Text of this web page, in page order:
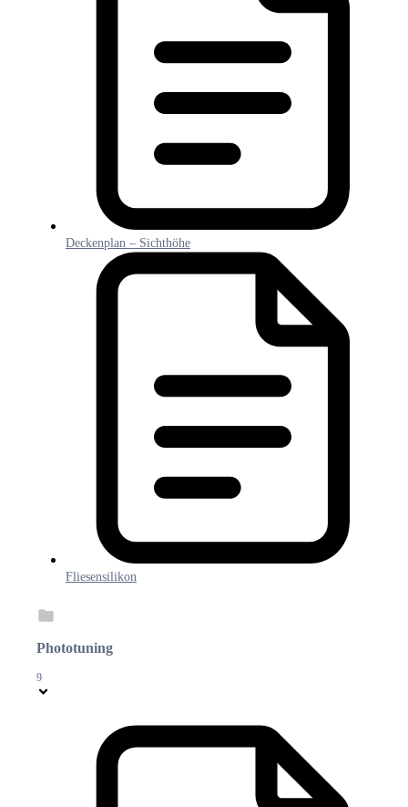
Deckenplan – Sichthöhe
Fliesensilikon
Phototuning
9